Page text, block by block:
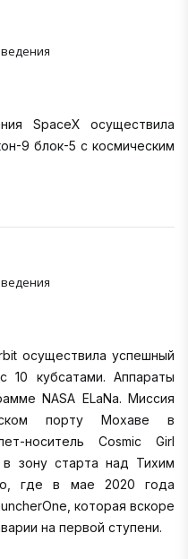
SpaceX осуществила
9 блок-5 с космическим
осуществила успешный
10 кубсатами. Аппараты
NASA ELaNa. Миссия
порту Мохаве в
носитель Cosmic Girl
зону старта над Тихим
где в мае 2020 года
которая вскоре
на первой ступени.